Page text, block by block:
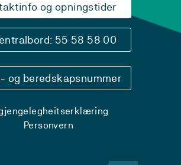
og opningstider
55 58 58 00
og beredskapsnummer
Personvern